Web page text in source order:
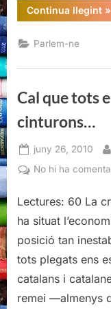
Continua llegint »
Parlem-ne
Cal que tots
cinturons…
Posted
on
juny 26, 2010
No hi ha
Lectures: 60 La
ha situat
posició tan
tots plegats ens
catalans i
remei —almenys